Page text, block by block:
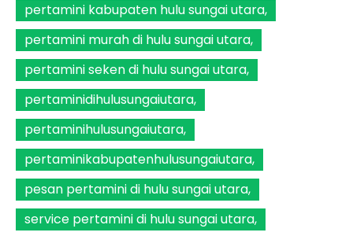
pertamini kabupaten hulu sungai utara
pertamini murah di hulu sungai utara
pertamini seken di hulu sungai utara
pertaminidihulusungaiutara
pertaminihulusungaiutara
pertaminikabupatenhulusungaiutara
pesan pertamini di hulu sungai utara
service pertamini di hulu sungai utara